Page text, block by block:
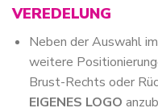
VEREDELUNG
Neben der Auswahl
weitere
Brust-Rechts oder
EIGENES LOGO